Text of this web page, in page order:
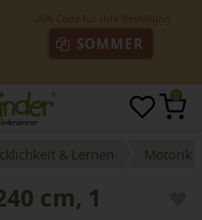
SOMMER
0
& Lernen Motorik
cm, 1